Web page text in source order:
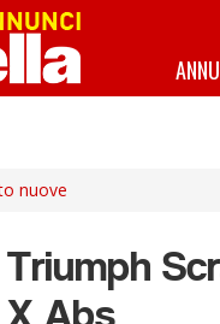
nuove
Triumph